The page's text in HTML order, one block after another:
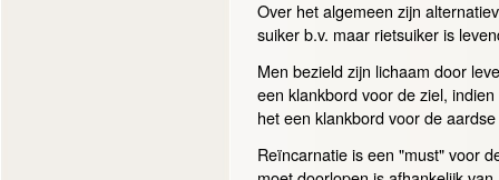
Over het algemeen zijn
suiker b.v. maar rietsuiker is
Men bezield zijn lichaam door
een klankbord voor de ziel,
het een klankbord voor de
Reïncarnatie is een "must" voor